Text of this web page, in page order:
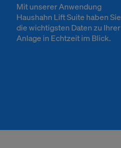
Mit unserer Anwendung
Haushahn Lift Suite haben Sie
die wichtigsten Daten zu Ihrer
Anlage in Echtzeit im Blick.